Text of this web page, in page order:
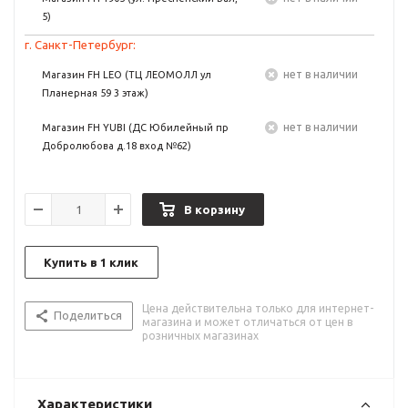
5)
г. Санкт-Петербург:
Магазин FH LEO (ТЦ ЛЕОМОЛЛ ул
Планерная 59 3 этаж)
Нет в наличии
Магазин FH YUBI (ДС Юбилейный пр
Добролюбова д.18 вход №62)
Нет в наличии
В корзину
Купить в 1 клик
Поделиться
Цена действительна только для интернет-
магазина и может отличаться от цен в
розничных магазинах
Характеристики